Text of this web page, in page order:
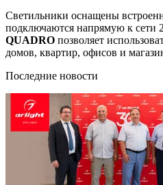
Светильники оснащены
подключаются напрямую к сети
QUADRO позволяет
домов, квартир, офисов и
Последние новости